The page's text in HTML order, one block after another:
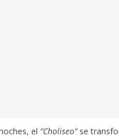
el “Choliseo”se